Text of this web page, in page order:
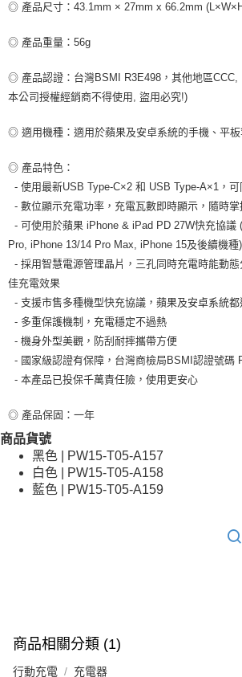
◎ 產品尺寸：43.1mm × 27mm x 66.2mm
◎ 產品重量：56g
◎ 產品認證：台灣BSMI R3E498，其他地區CCC,
本公司授權經銷商不得使用, 盜用必究!)
◎ 適用機種：適用於蘋果及安卓系統的手機、平
◎ 產品特色：
- 使用最新USB Type-C×2 和 USB Type-A×1，
- 數位顯示充電功率，充電瓦數即時顯示，隨時
- 可使用於蘋果 iPhone & iPad PD 27W快充協議
Pro, iPhone 13/14 Pro Max, iPhone 15及後續機種)
- 採用智慧電源管理晶片，三孔同時充電時能動
佳充電效果
- 支援市售多種機型快充協議，蘋果及安卓系統都
- 多重保護機制，充電穩定不過熱
- 機身外型美觀，防刮耐摔攜帶方便
- 國家級認證有保障，台灣商檢局BSMI認證號碼
- 本產品已投保千萬責任險，使用更安心
◎ 產品保固：一年
商品貨號
黑色 | PW15-T05-A157
白色 | PW15-T05-A158
藍色 | PW15-T05-A159
商品相關分類 (1)
行動充電 充電器